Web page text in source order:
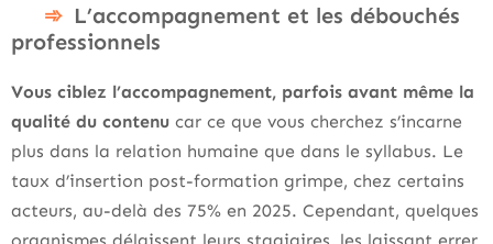
L’accompagnement et les débouchés
professionnels
Vous ciblez l’accompagnement, parfois avant même la
qualité du contenu car ce que vous cherchez s’incarne
plus dans la relation humaine que dans le syllabus. Le
taux d’insertion post-formation grimpe, chez certains
acteurs, au-delà des 75% en 2025. Cependant, quelques